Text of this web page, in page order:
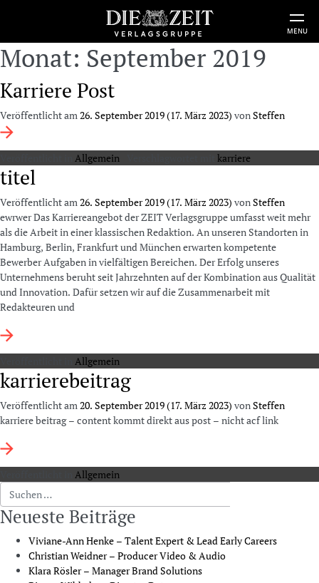
MENU
Monat: September 2019
Karriere Post
Veröffentlicht am26. September 2019(17. März 2023) vonSteffen
Allgemein karriere
titel
Veröffentlicht am26. September 2019(17. März 2023) vonSteffen
ewrwer Das Karriereangebot der ZEIT Verlagsgruppe umfasst weit mehr
als die Arbeit in einer klassischen Redaktion. An unseren Standorten in
Hamburg, Berlin, Frankfurt und München erwarten kompetente
Bewerber Aufgaben in vielfältigen Bereichen. Der Erfolg unseres
Unternehmens beruht seit Jahrzehnten auf der Kombination aus Qualität
und Innovation. Dafür setzen wir auf die Zusammenarbeit mit
Redakteuren und
Allgemein
karrierebeitrag
Veröffentlicht am20. September 2019(17. März 2023) vonSteffen
karriere beitrag – content kommt direkt aus post – nicht acf link
Allgemein
Suche nach:
Neueste Beiträge
Viviane-Ann Henke – Talent Expert & Lead Early Careers
Christian Weidner – Producer Video & Audio
Klara Rösler – Manager Brand Solutions